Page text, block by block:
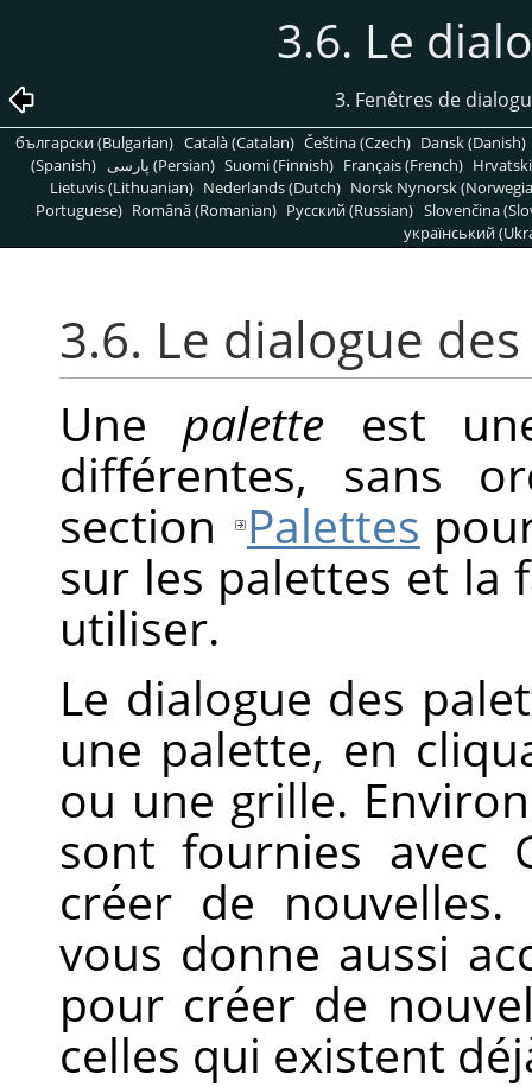
3.6. Le
3. Fenêtres de
български (Bulgarian) Català (Catalan) Čeština (Czech) Dansk (Danish)
(Spanish)
پارسی (Persian) Suomi (Finnish) Français (French)
Lietuvis (Lithuanian) Nederlands (Dutch) Norsk Nynorsk
Portuguese) Română (Romanian) Pусский (Russian) Slovenčina
український
3.6. Le dialogue
Une palette est
différentes, sans
section
Palettes
sur les palettes et la
utiliser.
Le dialogue des
une palette, en
ou une grille.
sont fournies avec
créer de
vous donne aussi
pour créer de
celles qui existent